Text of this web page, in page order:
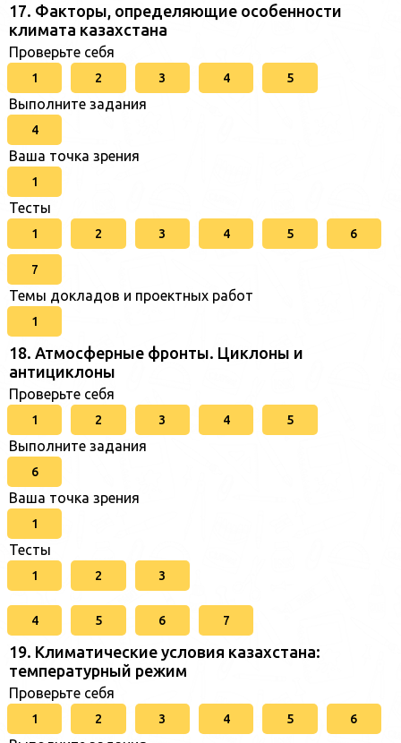
17. Факторы, определяющие особенности
климата казахстана
Проверьте себя
1 2 3 4 5
Выполните задания
4
Ваша точка зрения
1
Тесты
1 2 3 4 5 6
7
Темы докладов и проектных работ
1
18. Атмосферные фронты. Циклоны и
антициклоны
Проверьте себя
1 2 3 4 5
Выполните задания
6
Ваша точка зрения
1
Тесты
1 2 3
4 5 6 7
19. Климатические условия казахстана:
температурный режим
Проверьте себя
1 2 3 4 5 6